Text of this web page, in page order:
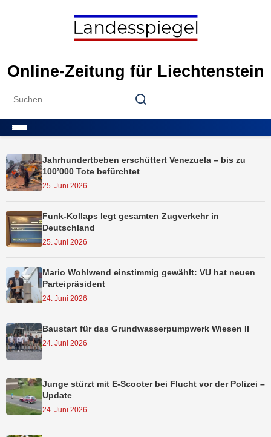
Online-Zeitung für Liechtenstein
Search
Search
Jahrhundertbeben erschüttert Venezuela – bis zu
100’000 Tote befürchtet
25. Juni 2026
Funk-Kollaps legt gesamten Zugverkehr in
Deutschland
25. Juni 2026
Mario Wohlwend einstimmig gewählt: VU hat neuen
Parteipräsident
24. Juni 2026
Baustart für das Grundwasserpumpwerk Wiesen II
24. Juni 2026
Junge stürzt mit E-Scooter bei Flucht vor der Polizei –
Update
24. Juni 2026